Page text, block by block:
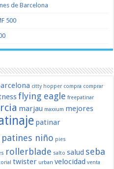
de Barcelona
500
citty hopper compra comprar
flying eagle freepatinar
marjau maxxum mejores
patinar
patines niño pies
rollerblade salto salud seba
twister urban velocidad venta